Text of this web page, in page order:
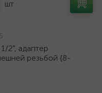
шт
2", адаптер
резьбой {8-